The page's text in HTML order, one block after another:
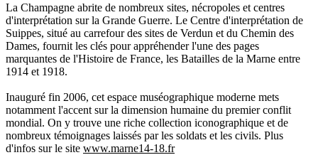
La Champagne abrite de nombreux sites, nécropoles et centres
d'interprétation sur la Grande Guerre. Le Centre d'interprétation de
Suippes, situé au carrefour des sites de Verdun et du Chemin des
Dames, fournit les clés pour appréhender l'une des pages
marquantes de l'Histoire de France, les Batailles de la Marne entre
1914 et 1918.
Inauguré fin 2006, cet espace muséographique moderne mets
notamment l'accent sur la dimension humaine du premier conflit
mondial. On y trouve une riche collection iconographique et de
nombreux témoignages laissés par les soldats et les civils. Plus
d'infos sur le site www.marne14-18.fr